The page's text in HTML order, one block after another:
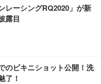
レーシングRQ2020」が新
露目
のビキニショット公開！洗
了！